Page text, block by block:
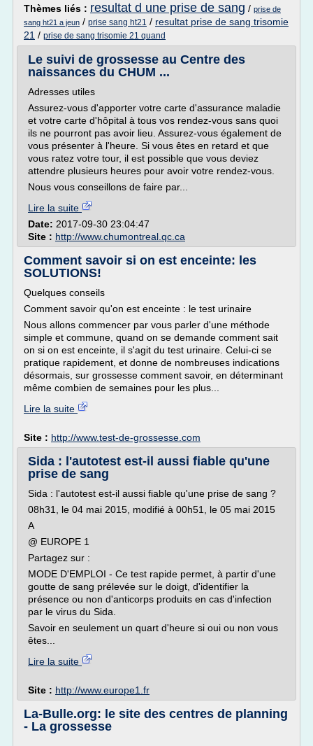
Thèmes liés : resultat d une prise de sang / prise de
sang ht21 a jeun / prise sang ht21 / resultat prise de sang trisomie
21 / prise de sang trisomie 21 quand
Le suivi de grossesse au Centre des
naissances du CHUM ...
Adresses utiles
Assurez-vous d'apporter votre carte d'assurance maladie
et votre carte d'hôpital à tous vos rendez-vous sans quoi
ils ne pourront pas avoir lieu. Assurez-vous également de
vous présenter à l'heure. Si vous êtes en retard et que
vous ratez votre tour, il est possible que vous deviez
attendre plusieurs heures pour avoir votre rendez-vous.
Nous vous conseillons de faire par...
Lire la suite
Date: 2017-09-30 23:04:47
Site : http://www.chumontreal.qc.ca
Comment savoir si on est enceinte: les
SOLUTIONS!
Quelques conseils
Comment savoir qu'on est enceinte : le test urinaire
Nous allons commencer par vous parler d'une méthode
simple et commune, quand on se demande comment sait
on si on est enceinte, il s'agit du test urinaire. Celui-ci se
pratique rapidement, et donne de nombreuses indications
désormais, sur grossesse comment savoir, en déterminant
même combien de semaines pour les plus...
Lire la suite
Site : http://www.test-de-grossesse.com
Sida : l'autotest est-il aussi fiable qu'une
prise de sang
Sida : l'autotest est-il aussi fiable qu'une prise de sang ?
08h31, le 04 mai 2015, modifié à 00h51, le 05 mai 2015
A
@ EUROPE 1
Partagez sur :
MODE D'EMPLOI - Ce test rapide permet, à partir d'une
goutte de sang prélevée sur le doigt, d'identifier la
présence ou non d'anticorps produits en cas d'infection
par le virus du Sida.
Savoir en seulement un quart d'heure si oui ou non vous
êtes...
Lire la suite
Site : http://www.europe1.fr
La-Bulle.org: le site des centres de planning
- La grossesse